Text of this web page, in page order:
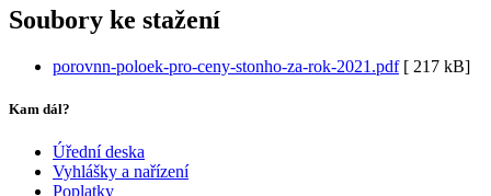
Soubory ke stažení
porovnn-poloek-pro-ceny-stonho-za-rok-2021.pdf[ 217 kB]
Kam dál?
Úřední deska
Vyhlášky a nařízení
Poplatky